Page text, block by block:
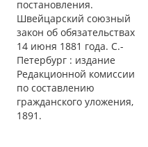
постановления.
Швейцарский союзный
закон об обязательствах
14 июня 1881 года. С.-
Петербург : издание
Редакционной комиссии
по составлению
гражданского уложения,
1891.